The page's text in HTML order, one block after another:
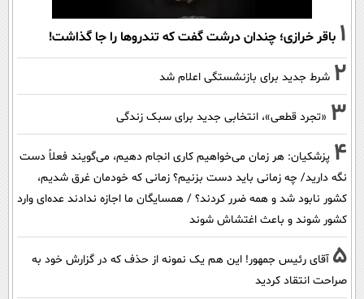
1 باقر خرازی؛ چندان درشت گفت که تندروها را جا گذاشت!
2 شرط جدید برای بازنشستگی اعلام شد
3 «تجرد قطعی»، انتخابی جدید برای سبک زندگی
4 پزشکیان: هر زمان می‌خواهیم کاری انجام دهیم، می‌گویند فعلاً دست
نگه دارید/ چه زمانی باید دست بزنیم؟ زمانی که خودمان غرق شدیم،
کشور نابود شد و همه ضرر کردند؟ / همسایگان ما اجازه ندادند عده‌ای وارد
کشور شوند و باعث اغتشاش شوند
5 آقای رئیس جمهور! این هم یک نمونه از حذف که در گزارش خود به
صراحت انتقاد کردید